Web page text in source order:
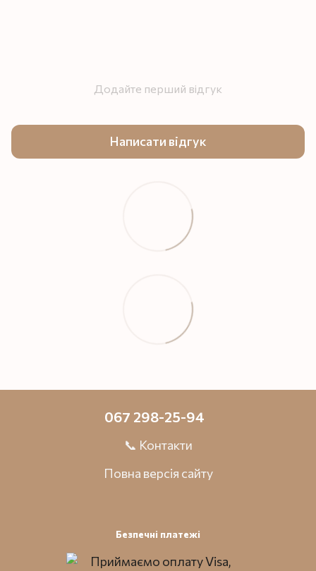
Додайте перший відгук
Написати відгук
067 298-25-94
📞 Контакти
Повна версія сайту
Безпечні платежі